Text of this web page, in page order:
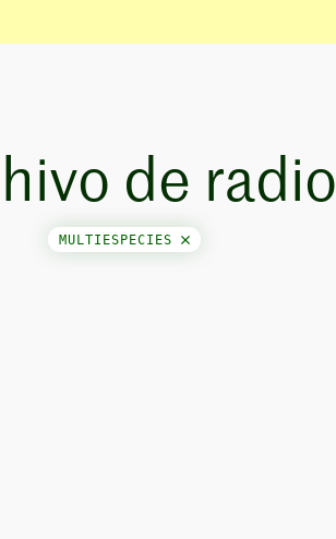
de radio
MULTIESPECIES